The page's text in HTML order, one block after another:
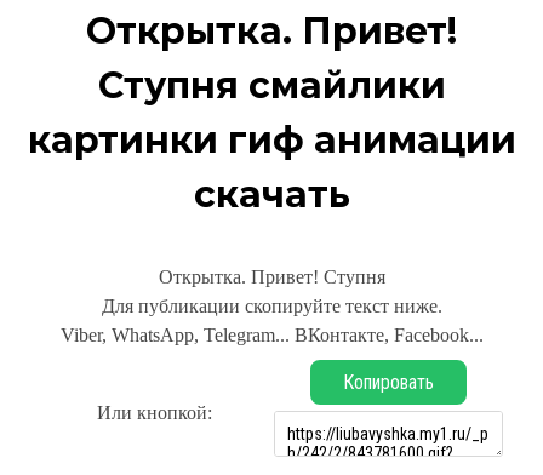
Открытка. Привет!
Ступня смайлики
картинки гиф анимации
скачать
Открытка. Привет! Ступня
Для публикации скопируйте текст ниже.
Viber, WhatsApp, Telegram... ВКонтакте, Facebook...
Или кнопкой:
Копировать